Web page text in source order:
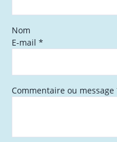
Nom
E-mail *
Commentaire ou message